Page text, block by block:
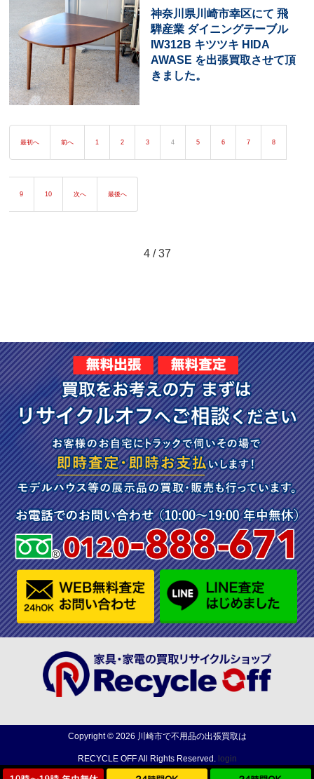
神奈川県川崎市幸区にて 飛
騨産業 ダイニングテーブル
IW312B キツツキ HIDA
AWASE を出張買取させて頂
きました。
最初へ 前へ 1 2 3 4 5 6 7 8
9 10 次へ 最後へ
4 / 37
Copyright © 2026 川崎市で不用品の出張買取は
RECYCLE OFFAll Rights Reserved. login